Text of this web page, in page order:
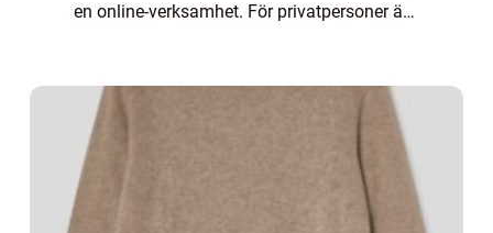
en online-verksamhet. För privatpersoner är